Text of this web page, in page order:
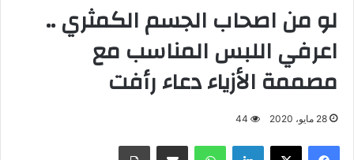
لو من اصحاب الجسم الكمثري ..
اعرفي اللبس المناسب مع
مصممة الأزياء دعاء رأفت
28 مايو، 2020 44
فيسبوك X لينكدإن واتساب مشاركة عبر البريد طباعة